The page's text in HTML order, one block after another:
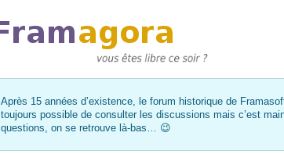
Après 15 années d’existence, le forum historique de
toujours possible de consulter les discussions mais c’est
questions, on se retrouve là-bas… 😉